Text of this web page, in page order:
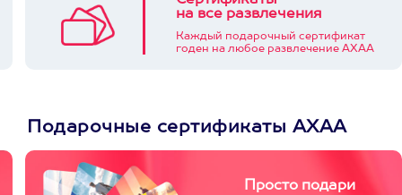
на все развлечения
Каждый подарочный сертификат
годен на любое развлечение АХАА
Подарочные сертификаты АХАА
Просто подари